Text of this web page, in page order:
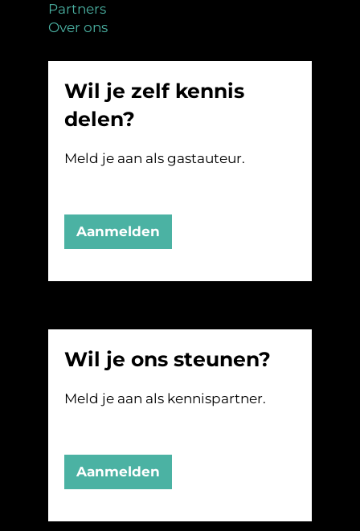
Partners
Over ons
Wil je zelf kennis
delen?
Meld je aan als gastauteur.
Aanmelden
Wil je ons steunen?
Meld je aan als kennispartner.
Aanmelden